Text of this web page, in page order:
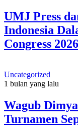
UMJ Press
Indonesia
Congress
Uncategorized
1 bulan yang lalu
Wagub
Turnamen